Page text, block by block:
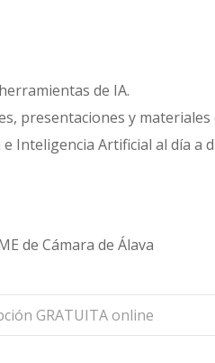
de IA.
presentaciones y
Inteligencia Artificial al día a
de Cámara de Álava
GRATUITA online